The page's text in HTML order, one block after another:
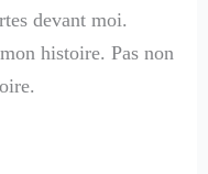
devant moi.
histoire. Pas non